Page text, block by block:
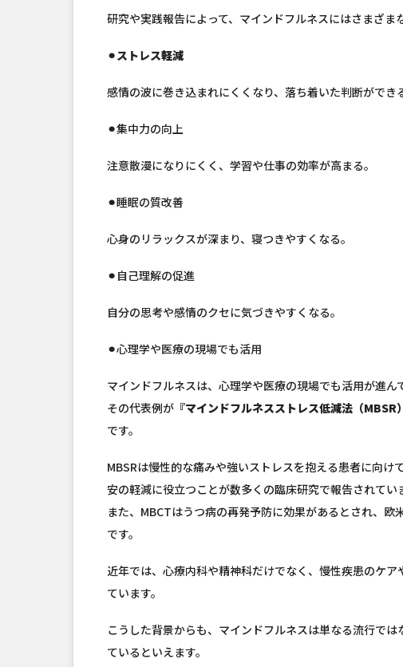
研究や実践報告によって、マインドフルネスにはさまざま
⚫︎ストレス軽減
感情の波に巻き込まれにくくなり、落ち着いた判断ができ
⚫︎集中力の向上
注意散漫になりにくく、学習や仕事の効率が高まる。
⚫︎睡眠の質改善
心身のリラックスが深まり、寝つきやすくなる。
⚫︎ 自己理解の促進
自分の思考や感情のクセに気づきやすくなる。
⚫︎心理学や医療の現場でも活用
マインドフルネスは、心理学や医療の現場でも活用が進ん
その代表例が 『マインドフルネスストレス低減法（MBSR
です。
MBSRは慢性的な痛みや強いストレスを抱える患者に向
安の軽減に役立つことが数多くの臨床研究で報告されてい
また、MBCTはうつ病の再発予防に効果があるとされ、
です。
近年では、心療内科や精神科だけでなく、慢性疾患のケ
ています。
こうした背景からも、マインドフルネスは単なる流行で
ているといえます。